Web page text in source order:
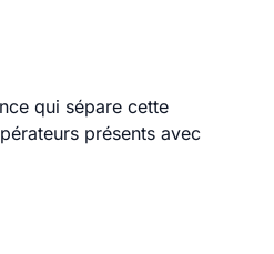
qui sépare cette
présents avec